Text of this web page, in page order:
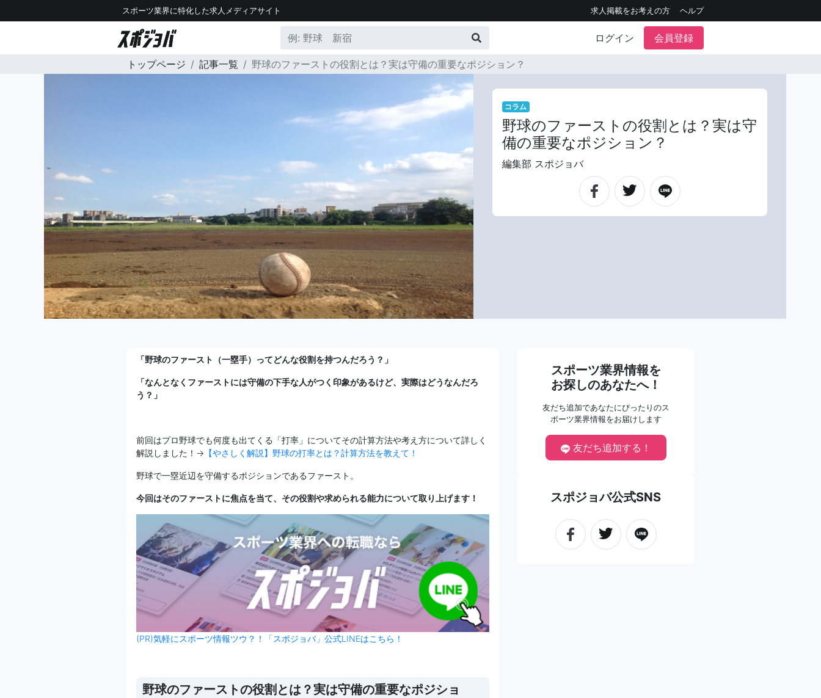
スポーツ業界に特化した求人メディアサイト 求人掲載をお考えの方 ヘルプ
ログイン 会員登録
トップページ 記事一覧 野球のファーストの役割とは？実は守備の重要なポジション？
コラム
野球のファーストの役割とは？実は守
備の重要なポジション？
編集部 スポジョバ
「野球のファースト（一塁手）ってどんな役割を持つんだろう？」
「なんとなくファーストには守備の下手な人がつく印象があるけど、実際はどうなんだろ
う？」
前回はプロ野球でも何度も出てくる「打率」についてその計算方法や考え方について詳しく
解説しました！→ 【やさしく解説】野球の打率とは？計算方法を教えて！
野球で一塁近辺を守備するポジションであるファースト。
今回はそのファーストに焦点を当て、その役割や求められる能力について取り上げます！
(PR)気軽にスポーツ情報ツウ？！「スポジョバ」公式LINEはこちら！
野球のファーストの役割とは？実は守備の重要なポジショ
スポーツ業界情報を
お探しのあなたへ！
友だち追加であなたにぴったりのス
ポーツ業界情報をお届けします
友だち追加する！
スポジョバ公式SNS